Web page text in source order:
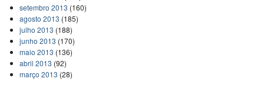
setembro 2013 (160)
agosto 2013 (185)
julho 2013 (188)
junho 2013 (170)
maio 2013 (136)
abril 2013 (92)
março 2013 (28)